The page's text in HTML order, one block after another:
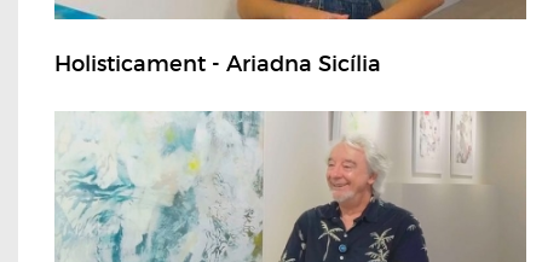
Holisticament - Ariadna Sicília